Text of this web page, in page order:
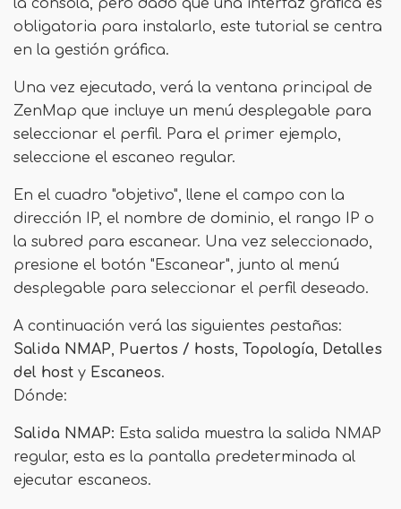
la consola, pero dado que una interfaz gráfica es
obligatoria para instalarlo, este tutorial se centra
en la gestión gráfica.
Una vez ejecutado, verá la ventana principal de
ZenMap que incluye un menú desplegable para
seleccionar el perfil. Para el primer ejemplo,
seleccione el escaneo regular.
En el cuadro "objetivo", llene el campo con la
dirección IP, el nombre de dominio, el rango IP o
la subred para escanear. Una vez seleccionado,
presione el botón "Escanear", junto al menú
desplegable para seleccionar el perfil deseado.
A continuación verá las siguientes pestañas:
Salida NMAP, Puertos / hosts, Topología, Detalles
del host y Escaneos.
Dónde:
Salida NMAP: Esta salida muestra la salida NMAP
regular, esta es la pantalla predeterminada al
ejecutar escaneos.